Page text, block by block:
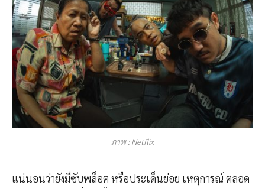
ภาพ : Netflix
แน่นอนว่ายังมีซับพล็อต หรือประเด็นย่อย เหตุการณ์ ตลอด